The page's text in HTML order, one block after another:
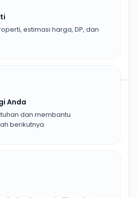
estimasi harga, DP, dan
Anda
dan membantu
berikutnya.